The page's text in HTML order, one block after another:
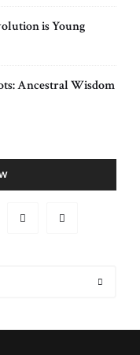
is Young
Ancestral Wisdom